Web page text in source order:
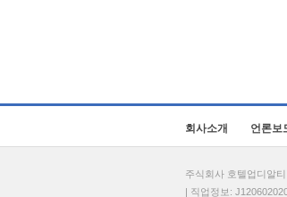
회사소개 언론보
주식회사 호텔업디알
| 직업정보: